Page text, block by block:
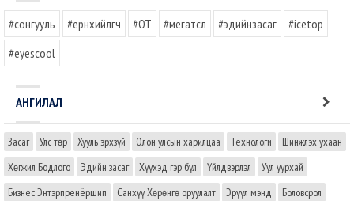
#сонгууль #ерөнхийлөгч #OT #мегатөсөл #эдийнзасаг
#icetop
#eyescool
АНГИЛАЛ
Засаг Улс төр Хууль эрхзүй Олон улсын харилцаа Технологи
Шинжлэх ухаан
Хөгжил Бодлого
Эдийн засаг Хүүхэд гэр бүл Үйлдвэрлэл
Уул уурхай
Бизнес Энтэрпренёршип
Санхүү Хөрөнгө оруулалт Эрүүл мэнд Боловсрол